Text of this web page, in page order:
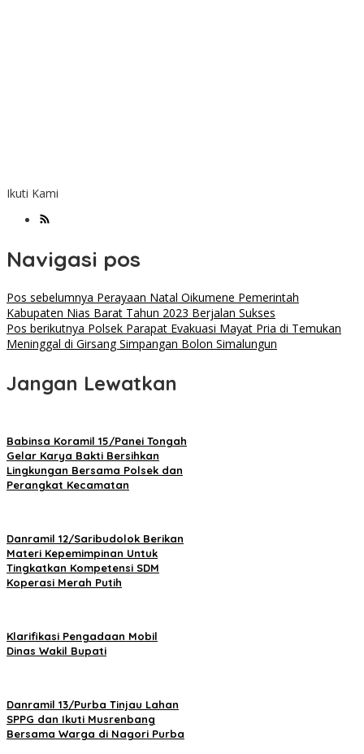
Ikuti Kami
Navigasi pos
Pos sebelumnya Perayaan Natal Oikumene Pemerintah
Kabupaten Nias Barat Tahun 2023 Berjalan Sukses
Pos berikutnya Polsek Parapat Evakuasi Mayat Pria di Temukan
Meninggal di Girsang Simpangan Bolon Simalungun
Jangan Lewatkan
Babinsa Koramil 15/Panei Tongah
Gelar Karya Bakti Bersihkan
Lingkungan Bersama Polsek dan
Perangkat Kecamatan
Danramil 12/Saribudolok Berikan
Materi Kepemimpinan Untuk
Tingkatkan Kompetensi SDM
Koperasi Merah Putih
Klarifikasi Pengadaan Mobil
Dinas Wakil Bupati
Danramil 13/Purba Tinjau Lahan
SPPG dan Ikuti Musrenbang
Bersama Warga di Nagori Purba